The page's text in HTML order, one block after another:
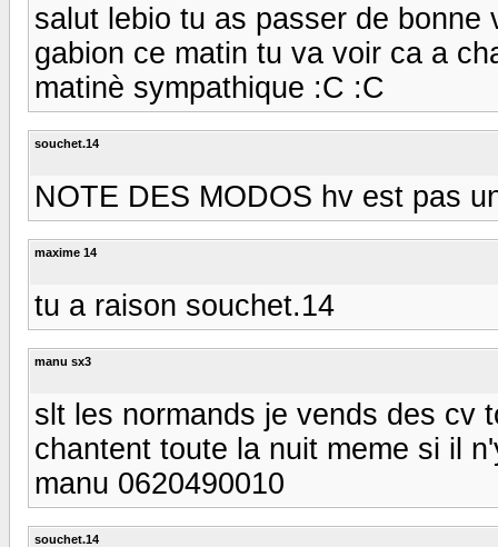
salut lebio tu as passer de
gabion ce matin tu va voir ca a
matinè sympathique :C :C
souchet.14
NOTE DES MODOS hv est pas
maxime 14
tu a raison souchet.14
manu sx3
slt les normands je vends des cv
chantent toute la nuit meme si il
manu 0620490010
souchet.14